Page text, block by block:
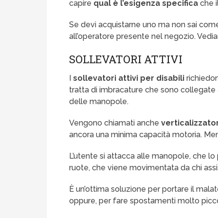
capire qual è l’esigenza specifica che
Se devi acquistarne uno ma non sai
all’operatore presente nel negozio.
SOLLEVATORI ATTIVI
Isollevatori attivi per disabili
tratta di imbracature che sono
delle manopole.
Vengono chiamati anche
ancora una minima capacità motoria.
L’utente si attacca alle manopole, che
ruote, che viene movimentata da chi
È un’ottima soluzione per portare il
oppure, per fare spostamenti molto